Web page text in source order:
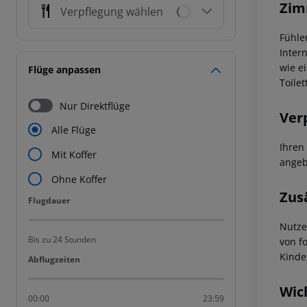
Verpflegung wählen
Flüge anpassen
Nur Direktflüge
Alle Flüge
Mit Koffer
Ohne Koffer
Flugdauer
Flugdauer
Bis zu 24 Stunden
Abflugzeiten
Abflugzeiten
00:00 23:59
wie
Ihren
von